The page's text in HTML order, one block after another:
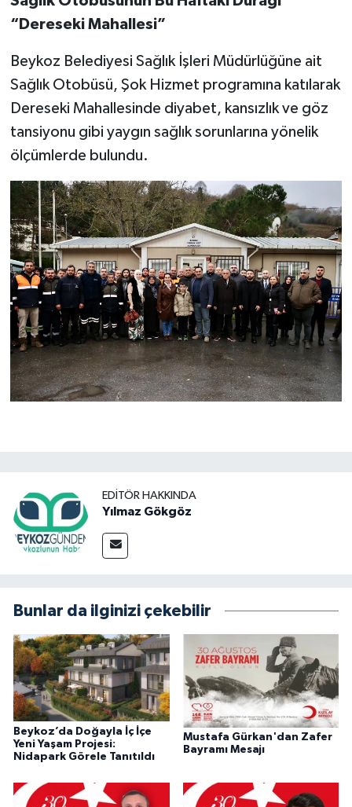
“Dereseki Mahallesi”
Beykoz Belediyesi Sağlık İşleri Müdürlüğüne ait
Sağlık Otobüsü, Şok Hizmet programına katılarak
Dereseki Mahallesinde diyabet, kansızlık ve göz
tansiyonu gibi yaygın sağlık sorunlarına yönelik
ölçümlerde bulundu.
EDITÖR HAKKINDA
Yılmaz Gökgöz
Bunlar da ilginizi çekebilir
Beykoz’da Doğayla İç İçe
Yeni Yaşam Projesi:
Nidapark Görele Tanıtıldı
Mustafa Gürkan'dan Zafer
Bayramı Mesajı